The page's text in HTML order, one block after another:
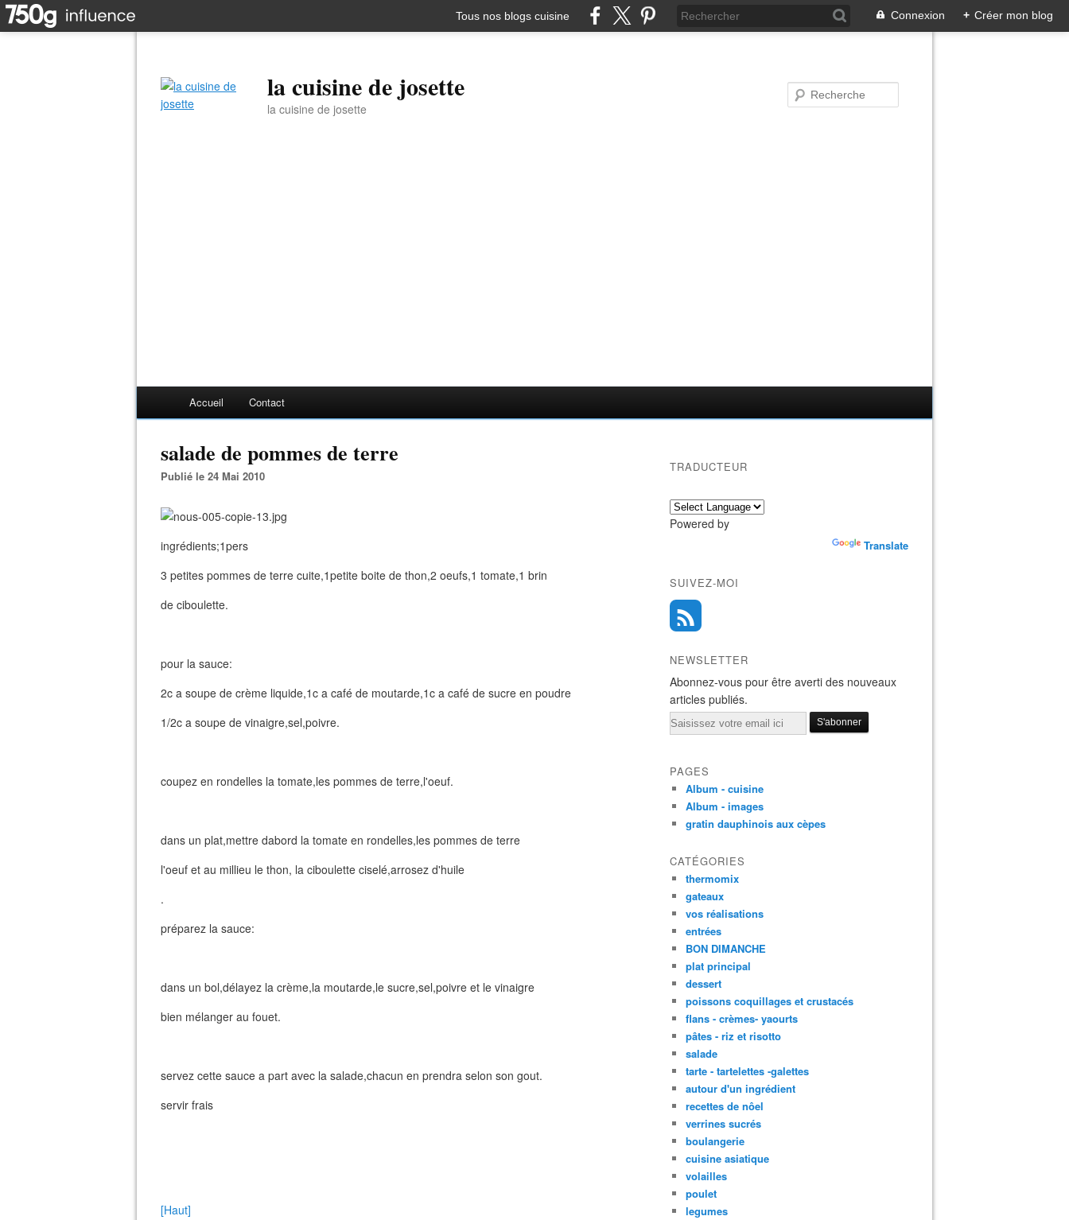
Tous nos blogs cuisine Connexion + Créer mon blog
la cuisine de josette
la cuisine de josette
Accueil Contact
salade de pommes de terre
Publié le 24 Mai 2010
ingrédients;1pers
3 petites pommes de terre cuite,1petite boite de thon,2 oeufs,1 tomate,1 brin
de ciboulette.
pour la sauce:
2c a soupe de crème liquide,1c a café de moutarde,1c a café de sucre en poudre
1/2c a soupe de vinaigre,sel,poivre.
coupez en rondelles la tomate,les pommes de terre,l'oeuf.
dans un plat,mettre dabord la tomate en rondelles,les pommes de terre
l'oeuf et au millieu le thon, la ciboulette ciselé,arrosez d'huile
.
préparez la sauce:
dans un bol,délayez la crème,la moutarde,le sucre,sel,poivre et le vinaigre
bien mélanger au fouet.
servez cette sauce a part avec la salade,chacun en prendra selon son gout.
servir frais
[Haut]
TRADUCTEUR
Powered by
Translate
SUIVEZ-MOI
NEWSLETTER
Abonnez-vous pour être averti des nouveaux
articles publiés.
Email
PAGES
Album - cuisine
Album - images
gratin dauphinois aux cèpes
CATÉGORIES
thermomix
gateaux
vos réalisations
entrées
BON DIMANCHE
plat principal
dessert
poissons coquillages et crustacés
flans - crèmes- yaourts
pâtes - riz et risotto
salade
tarte - tartelettes -galettes
autour d'un ingrédient
recettes de nôel
verrines sucrés
boulangerie
cuisine asiatique
volailles
poulet
legumes